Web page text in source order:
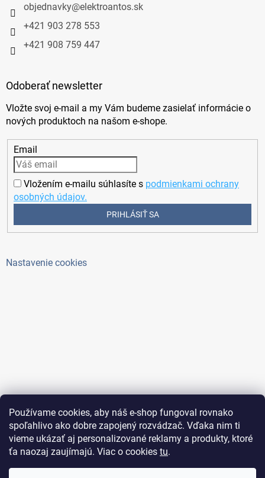
Používame cookies, aby náš e-shop fungoval rovnako
spoľahlivo ako dobre zapojený rozvádzač. Vďaka nim ti
vieme ukázať aj personalizované reklamy a produkty, ktoré
ťa naozaj zaujímajú. Viac o cookies tu.
objednavky@elektroantos.sk
+421 903 278 553
+421 908 759 447
Odoberať newsletter
Vložte svoj e-mail a my Vám budeme zasielať informácie o
nových produktoch na našom e-shope.
Email
Vložením e-mailu súhlasíte s podmienkami ochrany
osobných údajov.
PRIHLÁSIŤ SA
Nastavenie cookies
Copyright 2026ElektroAntoš. Všetky práva vyhradené.